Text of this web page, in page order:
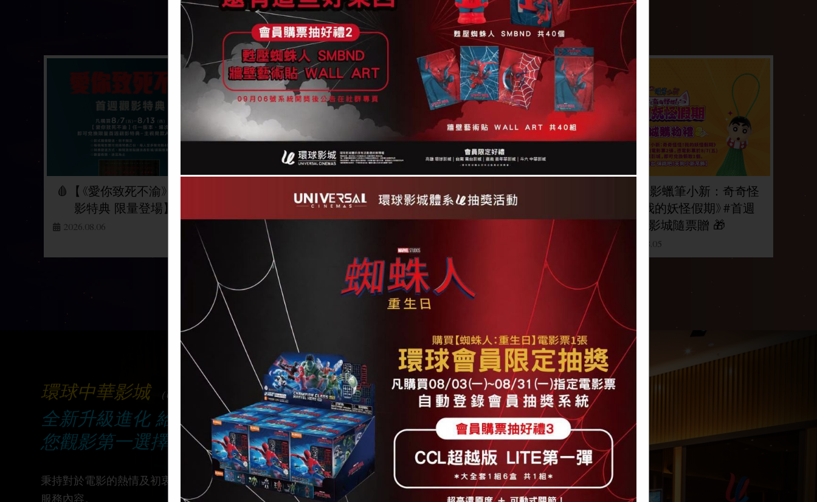
(日文) 電影蠟筆
怪！我的妖怪假
期
CRAYON SHINCHAN
THE MOVIE SPOOKY!
MY YOKAI VACATION
2026/08/07 上映
愛你致死不渝
Obsession
2026/08/07 上映
劇場版 吉伊卡哇
人魚島的秘密
(中文發音中文字
幕)
Chiikawa The Movie:
The Secret Of The
Mermaid Island
劇場版 吉伊卡哇
人魚島的秘密
(日文發音中文字
幕)
Ningyo no Shima no
Himitsu
2026/07/31 上映
你的名字。(日
文)
YOUR NAME.
2026/07/24 上映
2026/07/17 上映
活動快訊
🩸【《愛你致死不渝》首週觀
影特典 限量登場】🩸
2026.08.06
🕷️ 《蜘蛛人：重生日》環球
會員限定抽獎！
2026.08.05
🎁 《你的名字。》十週年特
別重映 #第三週 影城觀影特
典 🎁
🎁 《電影蠟筆小新：奇奇怪
怪！我的妖怪假期》#首週
影城隨票贈 🎁
2026.08.05
更多資訊
環球中華影城 （Universal Chunghwa Cinemas）
全新升級進化 給您全新的視覺饗宴
您觀影第一選擇!
秉持對於電影的熱情及初衷，服務熱愛電影的您，不斷的與時推進、更新硬體設備和
服務內容。